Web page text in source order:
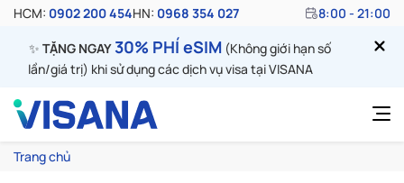
HCM: 0902 200 454HN: 0968 354 027 8:00 - 21:00
✨ TẶNG NGAY30% PHÍ eSIM (Không giới hạn số
lần/giá trị) khi sử dụng các dịch vụ visa tại VISANA
Trang chủ